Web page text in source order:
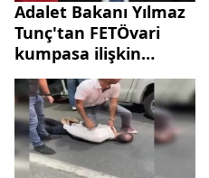
Adalet Bakanı Yılmaz
Tunç'tan FETÖvari
kumpasa ilişkin
açıklama: İllegal
yapılara karşı var
gücümüzle çalışacağız